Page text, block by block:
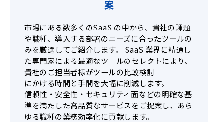
案
市場にある数多くのSaaS の中から、貴社の課題
や職種、導入する部署のニーズに合ったツールの
みを厳選してご紹介します。 SaaS 業界に精通し
た専門家による最適なツールのセレクトにより、
貴社のご担当者様がツールの比較検討
にかける時間と手間を大幅に削減します。
信頼性・安全性・セキュリティ面などの明確な基
準を満たした高品質なサービスをご提案し、あら
ゆる職種の業務効率化に貢献します。